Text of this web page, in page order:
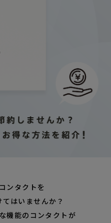
ンタクトを
はいませんか？
機能のコンタクトが